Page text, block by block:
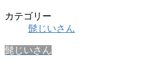
カテゴリー
髭じいさん
髭じいさん